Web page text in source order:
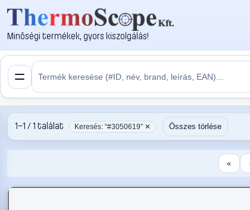
Minőségi termékek, gyors kiszolgálás!
1–1 / 1 találat Keresés: “#3050619” ✕ Összes törlése
«